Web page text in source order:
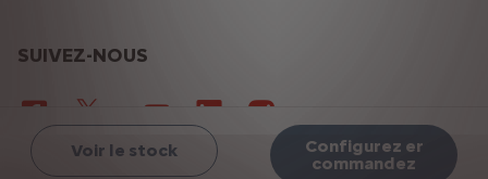
Voir le stock
Configurez er
commandez
SUIVEZ-NOUS